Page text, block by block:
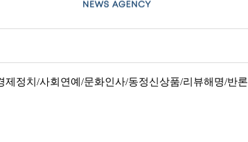
제 정치/사회 연예/문화인사/동정신상품/리뷰해명/반론